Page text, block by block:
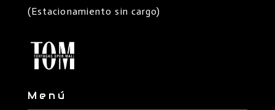
(Estacionamiento sin cargo)
Menú